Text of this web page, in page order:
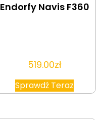
Endorfy Navis F360
519.00zł
Sprawdź Teraz